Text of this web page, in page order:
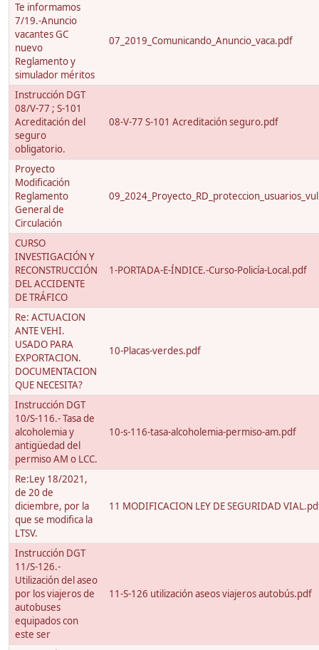
Te informamos
7/19.-Anuncio
vacantes GC
nuevo
Reglamento y
simulador méritos
07_2019_Comunicando_Anuncio_vaca.pdf
Instrucción DGT
08/V-77 ; S-101
Acreditación del
seguro
obligatorio.
08-V-77 S-101 Acreditación seguro.pdf
Proyecto
Modificación
Reglamento
General de
Circulación
CURSO
INVESTIGACIÓN Y
RECONSTRUCCIÓN
DEL ACCIDENTE
DE TRÁFICO
1-PORTADA-E-ÍNDICE.-Curso-Policía-Local.pdf
Re: ACTUACION
ANTE VEHI.
USADO PARA
EXPORTACION.
DOCUMENTACION
QUE NECESITA?
10-Placas-verdes.pdf
Instrucción DGT
10/S-116.- Tasa de
alcoholemia y
antigüedad del
permiso AM o LCC.
10-s-116-tasa-alcoholemia-permiso-am.pdf
Re:Ley 18/2021,
de 20 de
diciembre, por la
que se modifica la
LTSV.
11 MODIFICACION LEY DE SEGURIDAD
Instrucción DGT
11/S-126.-
Utilización del aseo
por los viajeros de
autobuses
equipados con
este ser
11-S-126 utilización aseos viajeros autobús.pdf